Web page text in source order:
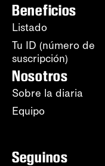
Beneficios
Listado
Tu ID (número de
suscripción)
Nosotros
Sobre la diaria
Equipo
Seguinos